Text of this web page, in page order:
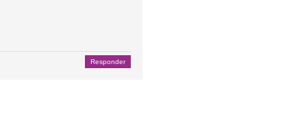
Responder